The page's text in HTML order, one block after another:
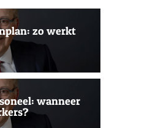
zo werkt
wanneer